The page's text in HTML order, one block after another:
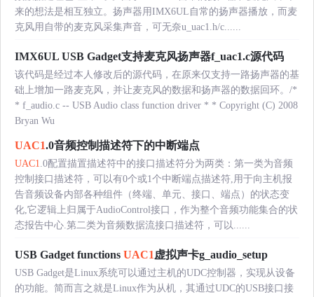
来的想法是相互独立。扬声器用IMX6UL自常的扬声器播放，而麦
克风用自带的麦克风采集声音，可无奈u_uac1.h/c......
IMX6UL USB Gadget支持麦克风扬声器f_uac1.c源代码
该代码是经过本人修改后的源代码，在原来仅支持一路扬声器的基
础上增加一路麦克风，并让麦克风的数据和扬声器的数据回环。/*
* f_audio.c -- USB Audio class function driver * * Copyright (C) 2008
Bryan Wu
UAC1.0音频控制描述符下的中断端点
UAC1.0配置描置描述符中的接口描述符分为两类：第一类为音频
控制接口描述符，可以有0个或1个中断端点描述符,用于向主机报
告音频设备内部各种组件（终端、单元、接口、端点）的状态变
化,它逻辑上归属于AudioControl接口，作为整个音频功能集合的状
态报告中心.第二类为音频数据流接口描述符，可以......
USB Gadget functions UAC1虚拟声卡g_audio_setup
USB Gadget是Linux系统可以通过主机的UDC控制器，实现从设备
的功能。简而言之就是Linux作为从机，其通过UDC的USB接口接